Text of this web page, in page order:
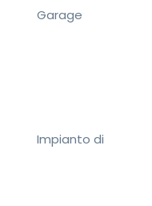
Garage
Impianto di